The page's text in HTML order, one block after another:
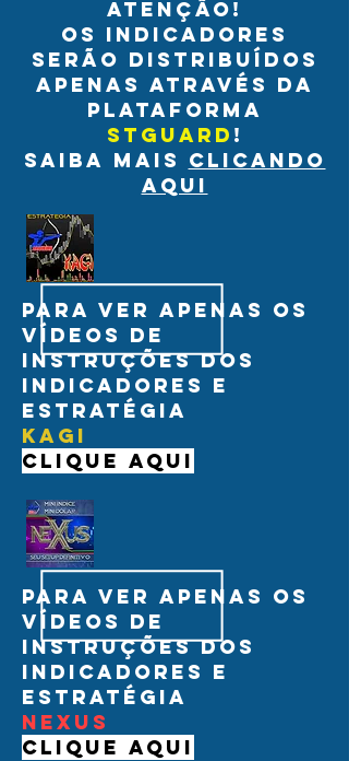
atenção!
os indicadores
serão distribuídos
apenas através da
plataforma
stguard !
saiba mais clicando
aqui
para ver apenas os
vídeos de
instruções dos
indicadores e
estratégia
Kagi
clique aqui
para ver apenas os
vídeos de
instruções dos
indicadores e
estratégia
nexus
clique aqui